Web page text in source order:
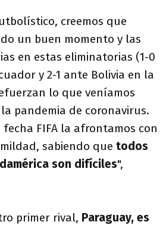
creemos que
un buen momento y las
en estas eliminatorias (1-0
y 2-1 ante Bolivia en la
lo que veníamos
pandemia de coronavirus.
fecha FIFA la afrontamos con
sabiendo que todos
son difíciles",
primer rival, Paraguay, es